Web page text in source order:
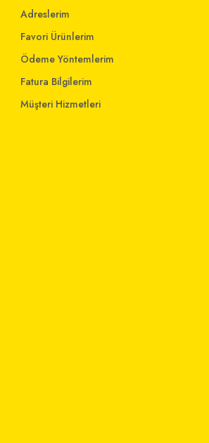
Adreslerim
Favori Ürünlerim
Ödeme Yöntemlerim
Fatura Bilgilerim
Müşteri Hizmetleri